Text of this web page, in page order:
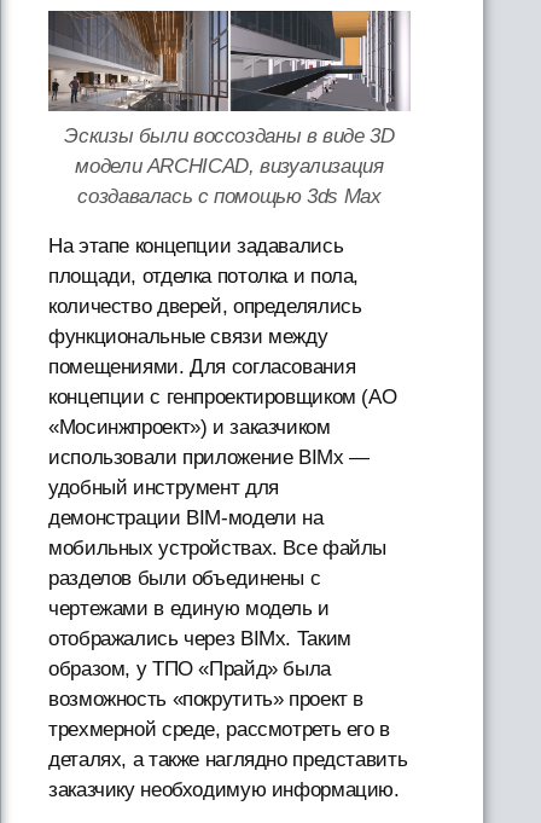
Эскизы были воссозданы в виде 3D
модели ARCHICAD, визуализация
создавалась с помощью 3ds Max
На этапе концепции задавались
площади, отделка потолка и пола,
количество дверей, определялись
функциональные связи между
помещениями. Для согласования
концепции с генпроектировщиком (АО
«Мосинжпроект») и заказчиком
использовали приложение BIMx —
удобный инструмент для
демонстрации BIM-модели на
мобильных устройствах. Все файлы
разделов были объединены с
чертежами в единую модель и
отображались через BIMx. Таким
образом, у ТПО «Прайд» была
возможность «покрутить» проект в
трехмерной среде, рассмотреть его в
деталях, а также наглядно представить
заказчику необходимую информацию.